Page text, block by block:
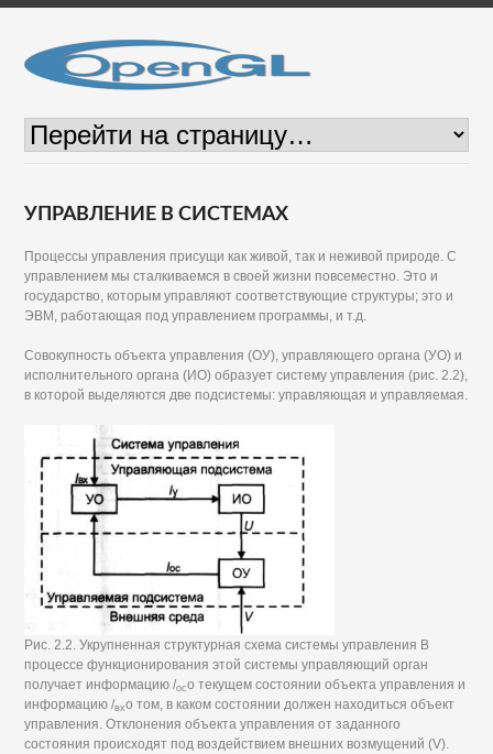
УПРАВЛЕНИЕ В СИСТЕМАХ
Процессы управления присущи как живой, так и неживой природе. С
управлением мы сталкиваемся в своей жизни повсеместно. Это и
государство, которым управляют соответствующие структуры; это и
ЭВМ, работающая под управлением программы, и т.д.
Совокупность объекта управления (ОУ), управляющего органа (УО) и
исполнительного органа (ИО) образует систему управления (рис. 2.2),
в которой выделяются две подсистемы: управляющая и управляемая.
Рис. 2.2. Укрупненная структурная схема системы управления В
процессе функционирования этой системы управляющий орган
получает информацию /осо текущем состоянии объекта управления и
информацию /вхо том, в каком состоянии должен находиться объект
управления. Отклонения объекта управления от заданного
состояния происходят под воздействием внешних возмущений (V).